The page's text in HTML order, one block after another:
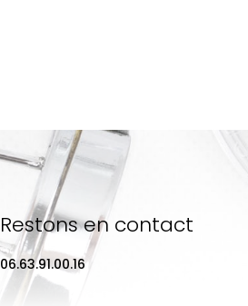
Restons en contact
06.63.91.00.16